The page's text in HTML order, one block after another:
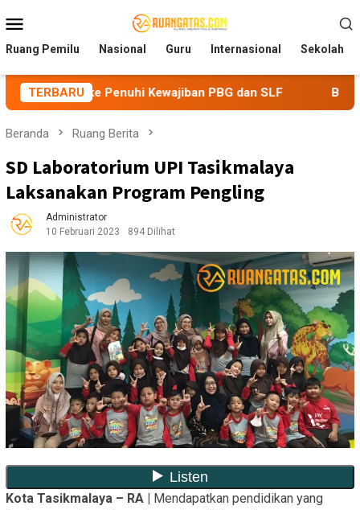
ke
kontenMobile
Ruang Pemilu Nasional Guru Internasional Sekolah
TERBARU
Kewajiban PBG dan SLF BEM Nusantara
Beranda Ruang Berita
SD Laboratorium UPI Tasikmalaya
Laksanakan Program Pengling
Administrator
10 Februari 2023
894 Dilihat
Kota Tasikmalaya – RA | Mendapatkan pendidikan yang